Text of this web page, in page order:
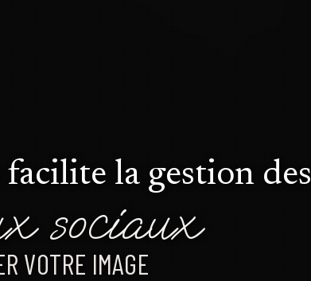
facilite la gestion des
sociaux
VOTRE IMAGE